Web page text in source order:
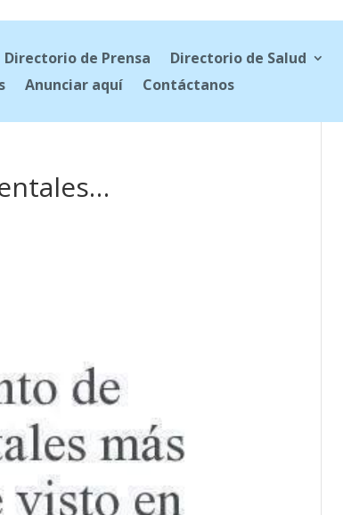
Directorio de Prensa Directorio de Salud
Anunciar aquí Contáctanos